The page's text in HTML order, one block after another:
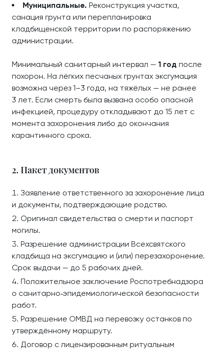
Муниципальные. Реконструкция участка,
санация грунта или перепланировка
кладбищенской территории по распоряжению
администрации.
Минимальный санитарный интервал — 1 год после
похорон. На лёгких песчаных грунтах эксгумация
возможна через 1–3 года, на тяжёлых — не ранее
3 лет. Если смерть была вызвана особо опасной
инфекцией, процедуру откладывают до 15 лет с
момента захоронения либо до окончания
карантинного срока.
2. Пакет документов
Заявление ответственного за захоронение лица
и документы, подтверждающие родство.
Оригинал свидетельства о смерти и паспорт
могилы.
Разрешение администрации Всехсвятского
кладбища на эксгумацию и (или) перезахоронение.
Срок выдачи — до 5 рабочих дней.
Положительное заключение Роспотребнадзора
о санитарно‑эпидемиологической безопасности
работ.
Разрешение ОМВД на перевозку останков по
утверждённому маршруту.
Договор с лицензированным ритуальным